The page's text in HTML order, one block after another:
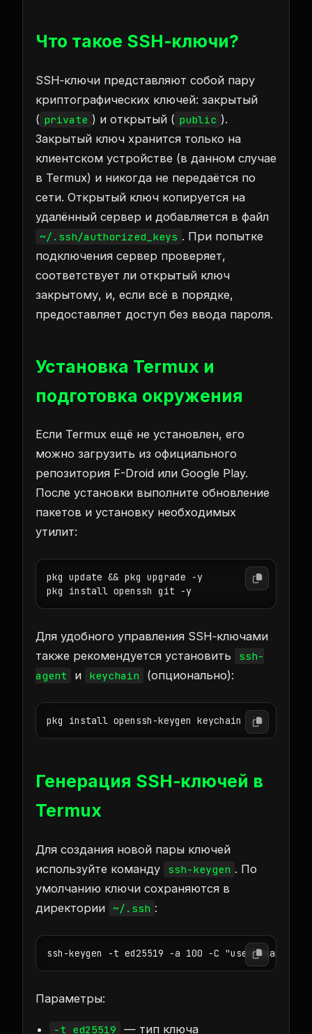
Что такое SSH‑ключи?
SSH‑ключи представляют собой пару
криптографических ключей: закрытый
( private ) и открытый ( public ).
Закрытый ключ хранится только на
клиентском устройстве (в данном случае
в Termux) и никогда не передаётся по
сети. Открытый ключ копируется на
удалённый сервер и добавляется в файл
~/.ssh/authorized_keys . При попытке
подключения сервер проверяет,
соответствует ли открытый ключ
закрытому, и, если всё в порядке,
предоставляет доступ без ввода пароля.
Установка Termux и
подготовка окружения
Если Termux ещё не установлен, его
можно загрузить из официального
репозитория F-Droid или Google Play.
После установки выполните обновление
пакетов и установку необходимых
утилит:
pkg update && pkg upgrade -y
pkg install openssh git -y
Для удобного управления SSH‑ключами
также рекомендуется установить
ssh-
agent
и keychain (опционально):
pkg install openssh-keygen keychain -y
Генерация SSH‑ключей в
Termux
Для создания новой пары ключей
используйте команду
ssh-keygen . По
умолчанию ключи сохраняются в
директории ~/.ssh :
ssh-keygen -t ed25519 -a 100 -C
Параметры:
-t ed25519 — тип ключа